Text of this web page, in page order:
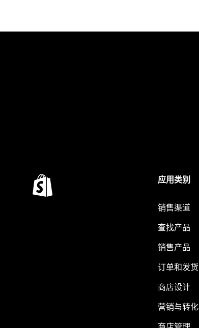
应用类别
销售渠道
查找产品
销售产品
订单和发货
商店设计
营销与转化